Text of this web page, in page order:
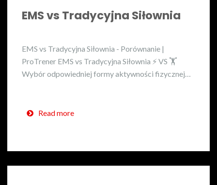
EMS vs Tradycyjna Siłownia
EMS vs Tradycyjna Siłownia - Porównanie |
ProTrener EMS vs Tradycyjna Siłownia ⚡ VS 🏋️
Wybór odpowiedniej formy aktywności fizycznej…
Read more